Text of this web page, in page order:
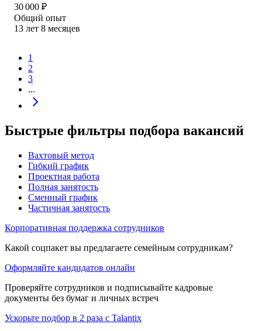
30 000 ₽
Общий опыт
13 лет 8 месяцев
1
2
3
...
Быстрые фильтры подбора вакансий
Вахтовый метод
Гибкий график
Проектная работа
Полная занятость
Сменный график
Частичная занятость
Корпоративная поддержка сотрудников
Какой соцпакет вы предлагаете семейным сотрудникам?
Оформляйте кандидатов онлайн
Проверяйте сотрудников и подписывайте кадровые
документы без бумаг и личных встреч
Ускорьте подбор в 2 раза с Talantix